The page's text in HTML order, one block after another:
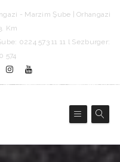
- Marzim Şube | Orhangazi
Km
0224 573 11 11 l Sezburger:
574